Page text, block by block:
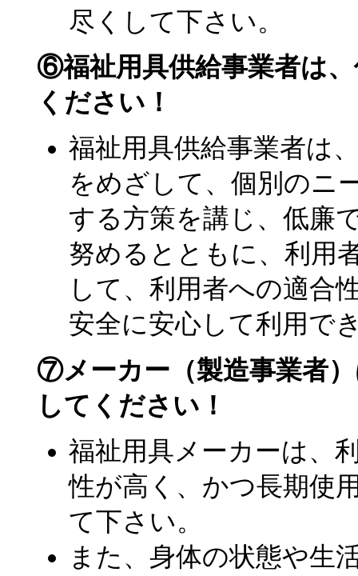
尽くして下さい。
⑥福祉用具供給事業者は
ください！
福祉用具供給事業者は
をめざして、個別のニ
する方策を講じ、低廉
努めるとともに、利用
して、利用者への適合
安全に安心して利用で
⑦メーカー（製造事業者
してください！
福祉用具メーカーは、
性が高く、かつ長期使
て下さい。
また、身体の状態や生